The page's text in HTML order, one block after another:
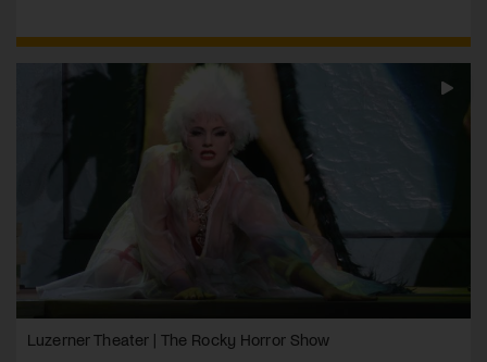
Luzerner Theater | The Rocky Horror Show